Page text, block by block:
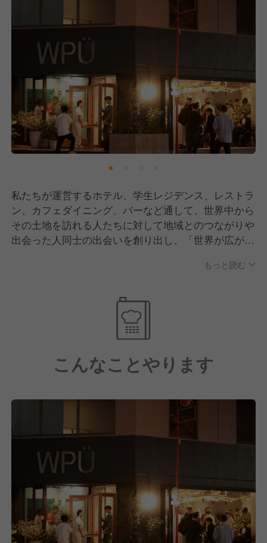
私たちが運営するホテル、学生レジデンス、レストラ
ン、カフェダイニング、バーなど通して、世界中から
その土地を訪れる人たちに対して地域とのつながりや
出会った人同士の出会いを創り出し、「世界が広が
もっと読む
こんなことやります